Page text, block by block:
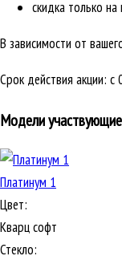
скидка только
В зависимости от
Срок действия акции:
Модели
Платинум 1
Цвет:
Кварц софт
Стекло: